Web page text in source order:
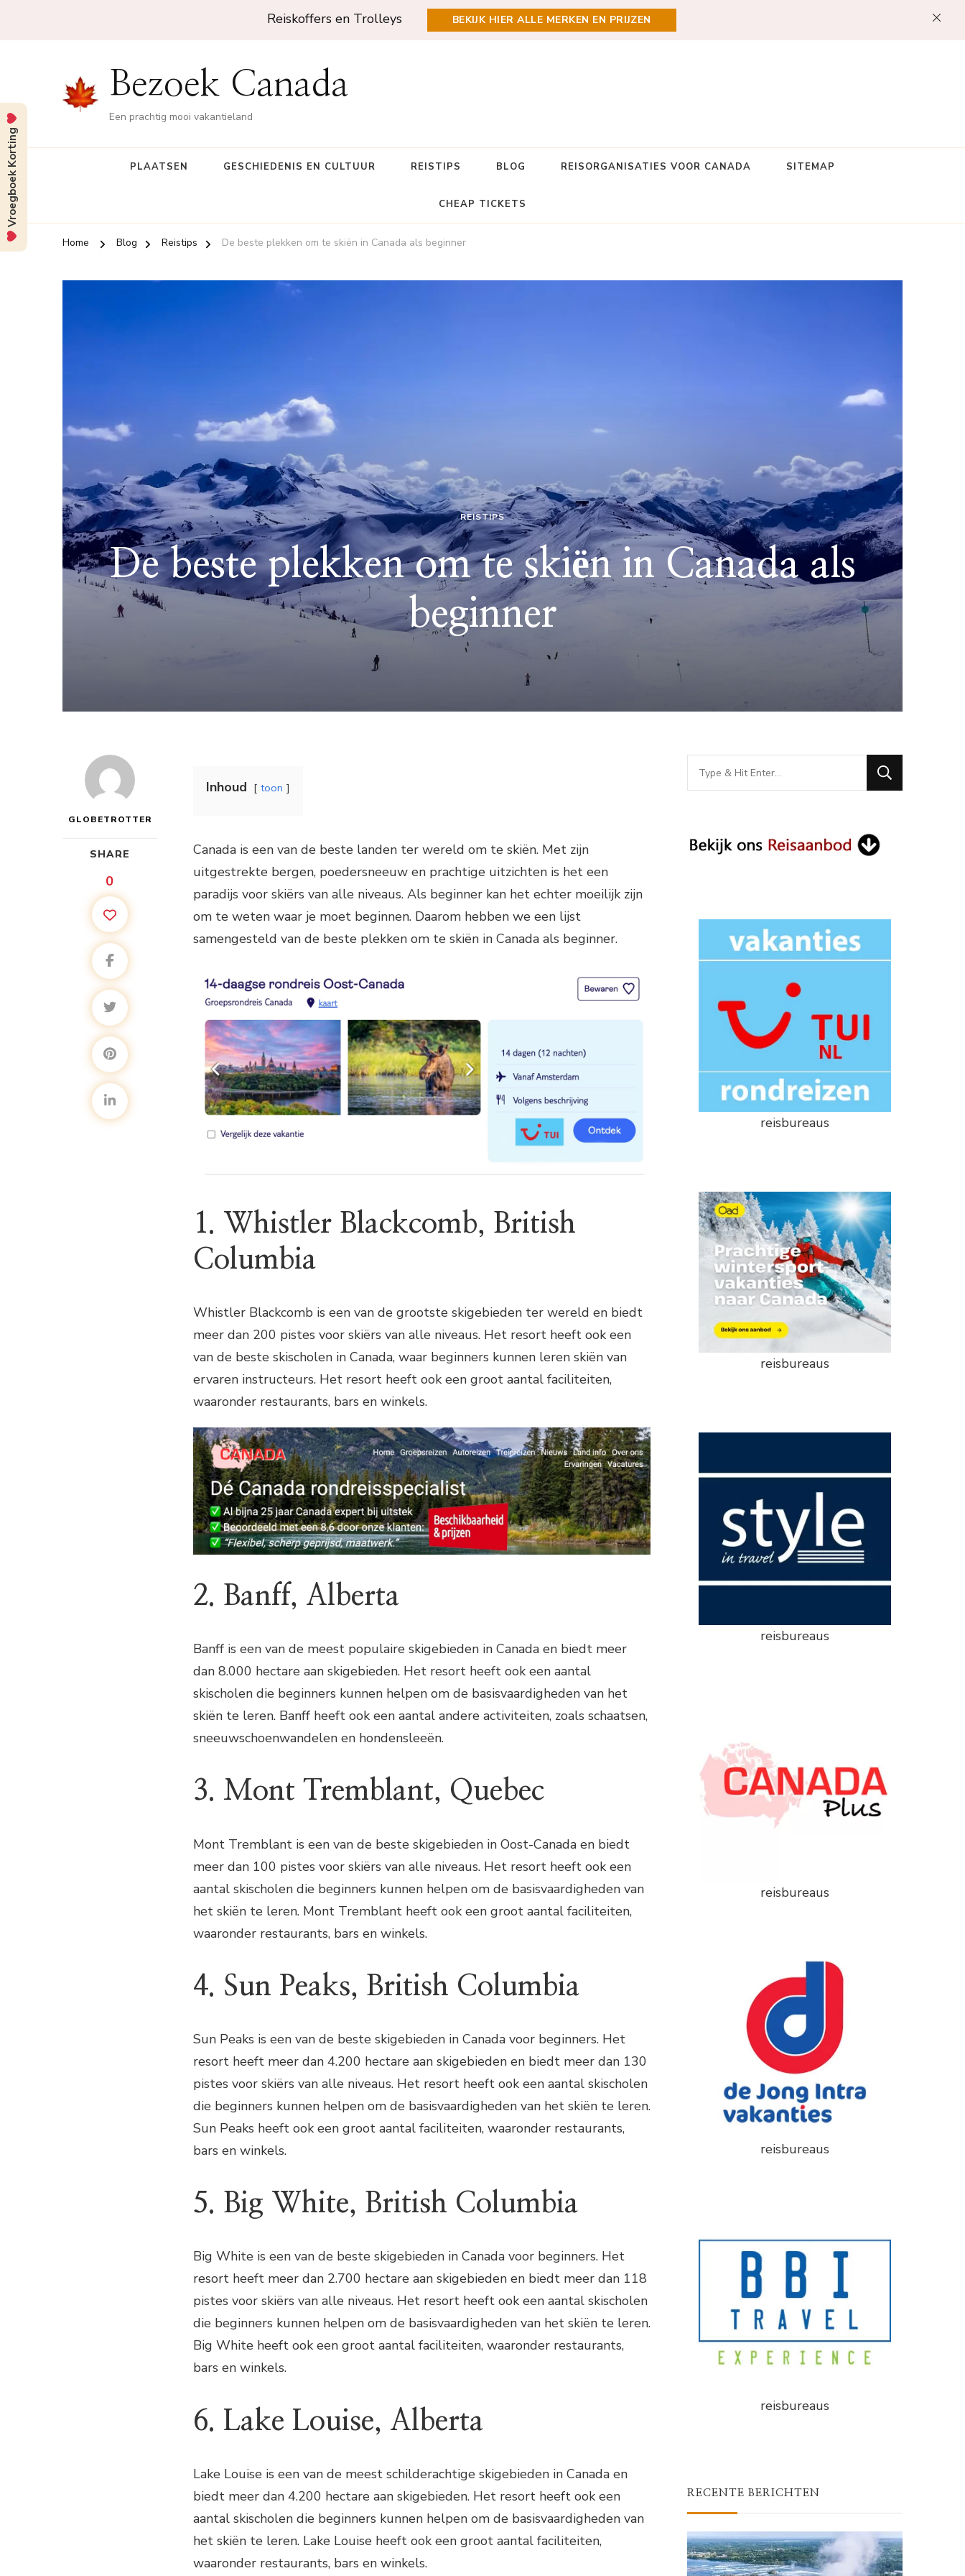
Reiskoffers en Trolleys BEKIJK HIER ALLE MERKEN EN PRIJZEN
Bezoek Canada
Een prachtig mooi vakantieland
PLAATSEN GESCHIEDENIS EN CULTUUR REISTIPS BLOG REISORGANISATIES VOOR CANADA SITEMAP
CHEAP TICKETS
Home Blog Reistips De beste plekken om te skiën in Canada als beginner
REISTIPS
De beste plekken om te skiën in Canada als
beginner
GLOBETROTTER
SHARE
0
Inhoud toon
Canada is een van de beste landen ter wereld om te skiën. Met zijn
uitgestrekte bergen, poedersneeuw en prachtige uitzichten is het een
paradijs voor skiërs van alle niveaus. Als beginner kan het echter moeilijk zijn
om te weten waar je moet beginnen. Daarom hebben we een lijst
samengesteld van de beste plekken om te skiën in Canada als beginner.
1. Whistler Blackcomb, British
Columbia
Whistler Blackcomb is een van de grootste skigebieden ter wereld en biedt
meer dan 200 pistes voor skiërs van alle niveaus. Het resort heeft ook een
van de beste skischolen in Canada, waar beginners kunnen leren skiën van
ervaren instructeurs. Het resort heeft ook een groot aantal faciliteiten,
waaronder restaurants, bars en winkels.
2. Banff, Alberta
Banff is een van de meest populaire skigebieden in Canada en biedt meer
dan 8.000 hectare aan skigebieden. Het resort heeft ook een aantal
skischolen die beginners kunnen helpen om de basisvaardigheden van het
skiën te leren. Banff heeft ook een aantal andere activiteiten, zoals schaatsen,
sneeuwschoenwandelen en hondensleeën.
3. Mont Tremblant, Quebec
Mont Tremblant is een van de beste skigebieden in Oost-Canada en biedt
meer dan 100 pistes voor skiërs van alle niveaus. Het resort heeft ook een
aantal skischolen die beginners kunnen helpen om de basisvaardigheden van
het skiën te leren. Mont Tremblant heeft ook een groot aantal faciliteiten,
waaronder restaurants, bars en winkels.
4. Sun Peaks, British Columbia
Sun Peaks is een van de beste skigebieden in Canada voor beginners. Het
resort heeft meer dan 4.200 hectare aan skigebieden en biedt meer dan 130
pistes voor skiërs van alle niveaus. Het resort heeft ook een aantal skischolen
die beginners kunnen helpen om de basisvaardigheden van het skiën te leren.
Sun Peaks heeft ook een groot aantal faciliteiten, waaronder restaurants,
bars en winkels.
5. Big White, British Columbia
Big White is een van de beste skigebieden in Canada voor beginners. Het
resort heeft meer dan 2.700 hectare aan skigebieden en biedt meer dan 118
pistes voor skiërs van alle niveaus. Het resort heeft ook een aantal skischolen
die beginners kunnen helpen om de basisvaardigheden van het skiën te leren.
Big White heeft ook een groot aantal faciliteiten, waaronder restaurants,
bars en winkels.
6. Lake Louise, Alberta
Lake Louise is een van de meest schilderachtige skigebieden in Canada en
biedt meer dan 4.200 hectare aan skigebieden. Het resort heeft ook een
aantal skischolen die beginners kunnen helpen om de basisvaardigheden van
het skiën te leren. Lake Louise heeft ook een groot aantal faciliteiten,
waaronder restaurants, bars en winkels.
Looking
for
reisbureaus
reisbureaus
reisbureaus
reisbureaus
reisbureaus
reisbureaus
RECENTE BERICHTEN
Vroegboek Korting